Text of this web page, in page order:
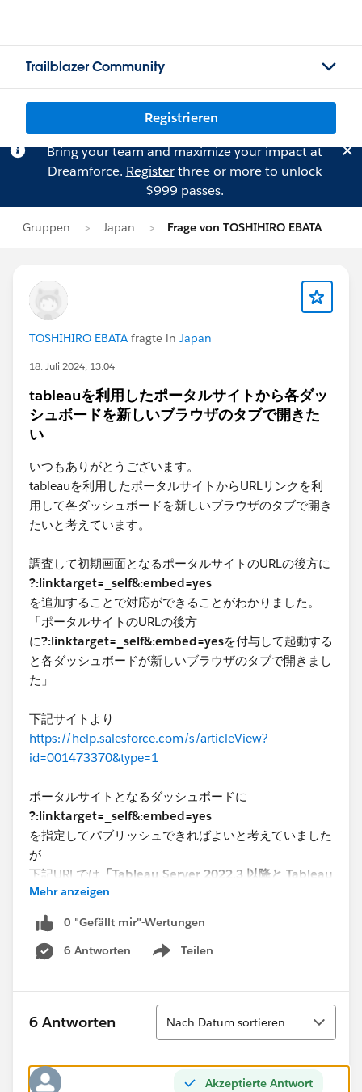
Trailblazer Community
Registrieren
Bring your team and maximize your impact at
Dreamforce. Registerthree or more to unlock
$999 passes.
Gruppen Japan Frage von TOSHIHIRO EBATA
TOSHIHIRO EBATA fragte in Japan
18. Juli 2024, 13:04
tableauを利用したポータルサイトから各ダッ
シュボードを新しいブラウザのタブで開きた
い
いつもありがとうございます。
tableauを利用したポータルサイトからURLリンクを利
用して各ダッシュボードを新しいブラウザのタブで開き
たいと考えています。
調査して初期画面となるポータルサイトのURLの後方に
?:linktarget=_self&:embed=yes
を追加することで対応ができることがわかりました。
「ポータルサイトのURLの後方
に?:linktarget=_self&:embed=yesを付与して起動する
と各ダッシュボードが新しいブラウザのタブで開きまし
た」
下記サイトより
https://help.salesforce.com/s/articleView?
id=001473370&type=1
ポータルサイトとなるダッシュボードに
?:linktarget=_self&:embed=yes
を指定してパブリッシュできればよいと考えていました
が
下記URLでは 「Tableau Server 2022.3 以降と Tableau
Cloud の埋め込みコードは、埋め込み API v3 を使用す
るように変更されました。」
https://help.tableau.com/current/pro/desktop/ja-
最終的にはAPI V3インターフェースの埋め込みで対応
することが把握できた感じです。
https://help.tableau.com/current/api/embedding_api
/en-us/docs/embedding_api_about.html
Mehr anzeigen
0 "Gefällt mir"-Wertungen
6 Antworten
Teilen
Show menu
6 Antworten
Sortieren
Nach Datum sortieren
Akzeptierte Antwort